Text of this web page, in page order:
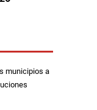
municipios a